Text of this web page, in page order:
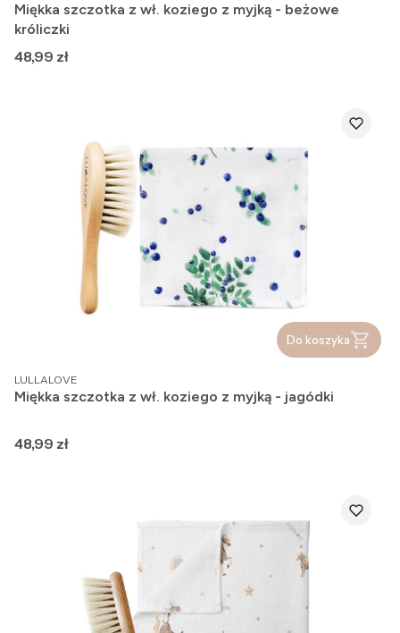
Miękka szczotka z wł. koziego z myjką - beżowe
króliczki
Cena
48,99 zł
Do koszyka
PRODUCENT
LULLALOVE
Miękka szczotka z wł. koziego z myjką - jagódki
Cena
48,99 zł